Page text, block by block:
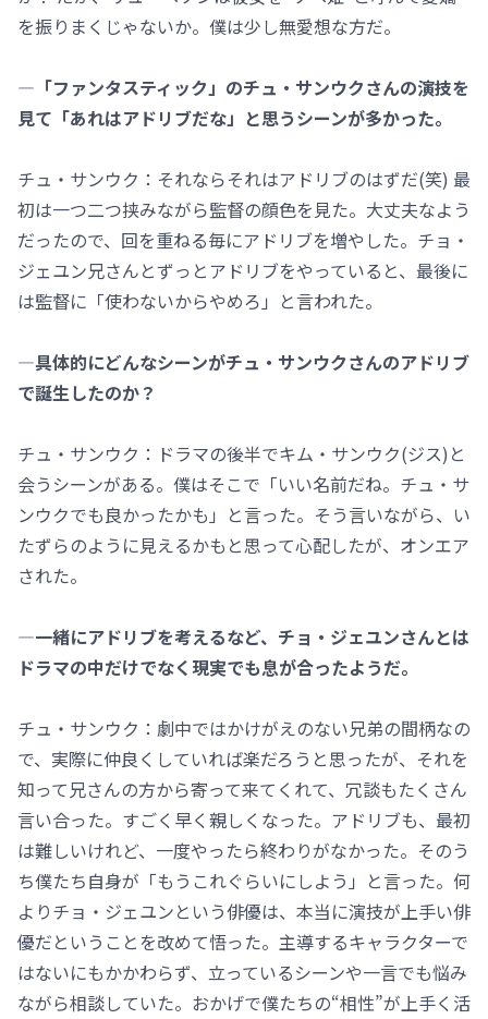
を振りまくじゃないか。僕は少し無愛想な方だ。
―「ファンタスティック」のチュ・サンウクさんの演技を
見て「あれはアドリブだな」と思うシーンが多かった。
チュ・サンウク：それならそれはアドリブのはずだ(笑) 最
初は一つ二つ挟みながら監督の顔色を見た。大丈夫なよう
だったので、回を重ねる毎にアドリブを増やした。チョ・
ジェユン兄さんとずっとアドリブをやっていると、最後に
は監督に「使わないからやめろ」と言われた。
―具体的にどんなシーンがチュ・サンウクさんのアドリブ
で誕生したのか？
チュ・サンウク：ドラマの後半でキム・サンウク(ジス)と
会うシーンがある。僕はそこで「いい名前だね。チュ・サ
ンウクでも良かったかも」と言った。そう言いながら、い
たずらのように見えるかもと思って心配したが、オンエア
された。
―一緒にアドリブを考えるなど、チョ・ジェユンさんとは
ドラマの中だけでなく現実でも息が合ったようだ。
チュ・サンウク：劇中ではかけがえのない兄弟の間柄なの
で、実際に仲良くしていれば楽だろうと思ったが、それを
知って兄さんの方から寄って来てくれて、冗談もたくさん
言い合った。すごく早く親しくなった。アドリブも、最初
は難しいけれど、一度やったら終わりがなかった。そのう
ち僕たち自身が「もうこれぐらいにしよう」と言った。何
よりチョ・ジェユンという俳優は、本当に演技が上手い俳
優だということを改めて悟った。主導するキャラクターで
はないにもかかわらず、立っているシーンや一言でも悩み
ながら相談していた。おかげで僕たちの“相性”が上手く活